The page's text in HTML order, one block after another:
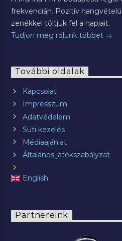
frekvencián. Pozitív
zenékkel töltjük fel a napjait.
Tudjon meg rólunk többet
További oldalak
Kapcsolat
Impresszum
Adatvédelem
Süti kezelés
Médiaajánlat
Általános játékszabályzat
English
Partnereink